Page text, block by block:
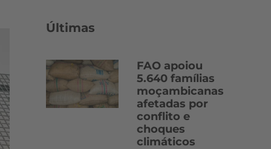
Últimas
FAO apoiou
5.640 famílias
moçambicanas
afetadas por
conflito e
choques
climáticos